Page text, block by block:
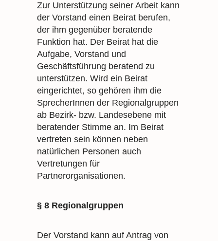
Zur Unterstützung seiner Arbeit kann
der Vorstand einen Beirat berufen,
der ihm gegenüber beratende
Funktion hat. Der Beirat hat die
Aufgabe, Vorstand und
Geschäftsführung beratend zu
unterstützen. Wird ein Beirat
eingerichtet, so gehören ihm die
SprecherInnen der Regionalgruppen
ab Bezirk- bzw. Landesebene mit
beratender Stimme an. Im Beirat
vertreten sein können neben
natürlichen Personen auch
Vertretungen für
Partnerorganisationen.
§ 8 Regionalgruppen
Der Vorstand kann auf Antrag von